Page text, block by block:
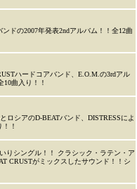
ドの2007年発表2ndアルバム！！全12曲
ハードコアバンド、E.O.M.の3rdアル
10曲入り！！
ロシアのD-BEATバンド、DISTRESSによ
！
りシングル！！ クラシック・ラテン・ア
CRUSTがミックスしたサウンド！！シ